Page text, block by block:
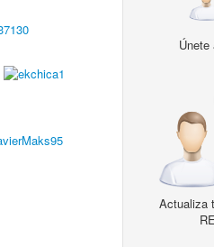
Únete
Actualiza